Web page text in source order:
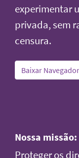
experimentar
privada, sem
censura.
Baixar
Nossa missão:
Proteger os